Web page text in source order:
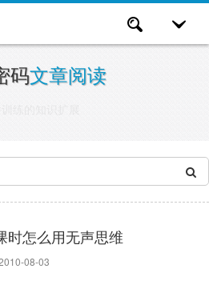
码文章阅读
练的知识扩展
时怎么用无声思维
08-03